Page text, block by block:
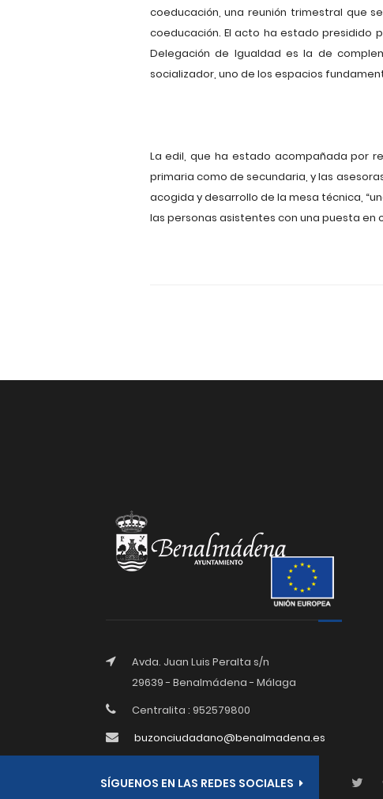
coeducación, una reunión trimestral que
coeducación. El acto ha estado presidido
Delegación de Igualdad es la de
socializador, uno de los espacios
La edil, que ha estado acompañada por
primaria como de secundaria, y las
acogida y desarrollo de la mesa técnica,
las personas asistentes con una puesta en
Avda. Juan Luis Peralta s/n
29639 - Benalmádena - Málaga
Centralita : 952579800
buzonciudadano@benalmadena.es
SÍGUENOS EN LAS REDES SOCIALES